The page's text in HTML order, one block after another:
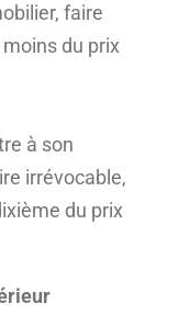
, faire
du prix
à son
irrévocable,
du prix